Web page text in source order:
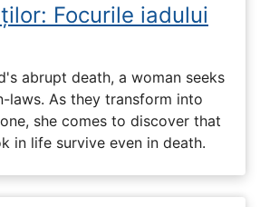
Focurile iadului
abrupt death, a woman seeks
laws. As they transform into
she comes to discover that
in life survive even in death.